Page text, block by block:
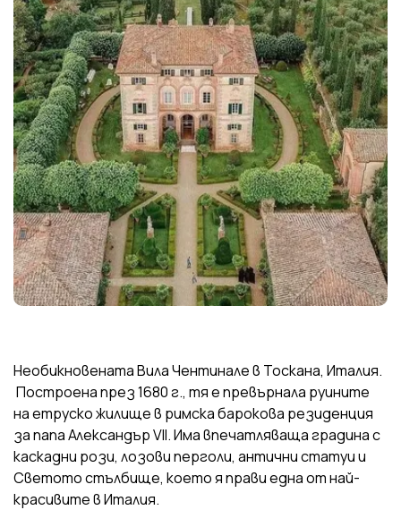
Необикновената Вила Чентинале в Тоскана, Италия.
Построена през 1680 г., тя е превърнала руините
на етруско жилище в римска барокова резиденция
за папа Александър VII. Има впечатляваща градина с
каскадни рози, лозови перголи, антични статуи и
Светото стълбище, което я прави една от най-
красивите в Италия.